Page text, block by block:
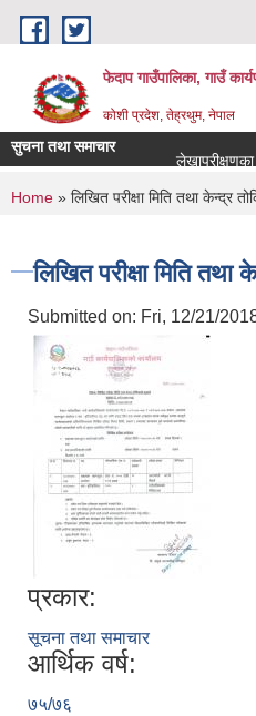
Skip to main content
फेदाप गाउँपालिका, गाउँ
कोशी प्रदेश, तेह्रथुम, नेपाल
सुचना तथा समाचार
लेखापरीक्षणका
You are here
Home » लिखित परीक्षा मिति तथा केन्द्र
लिखित परीक्षा मिति
Submitted on: Fri, 12/21/
प्रकार:
सूचना तथा समाचार
आर्थिक वर्ष:
७५/७६